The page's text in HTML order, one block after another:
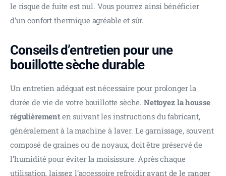
le risque de fuite est nul. Vous pourrez ainsi bénéficier
d’un confort thermique agréable et sûr.
Conseils d’entretien pour une
bouillotte sèche durable
Un entretien adéquat est nécessaire pour prolonger la
durée de vie de votre bouillotte sèche. Nettoyez la housse
régulièrement en suivant les instructions du fabricant,
généralement à la machine à laver. Le garnissage, souvent
composé de graines ou de noyaux, doit être préservé de
l’humidité pour éviter la moisissure. Après chaque
utilisation, laissez l’accessoire refroidir avant de le ranger